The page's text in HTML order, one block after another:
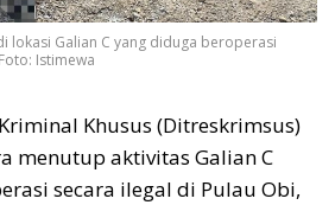
lokasi Galian C yang diduga beroperasi
Istimewa
Khusus (Ditreskrimsus)
menutup aktivitas Galian C
secara ilegal di Pulau Obi,